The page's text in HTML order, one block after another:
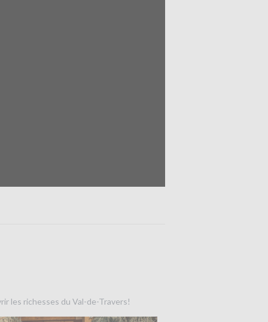
les richesses du Val-de-Travers!